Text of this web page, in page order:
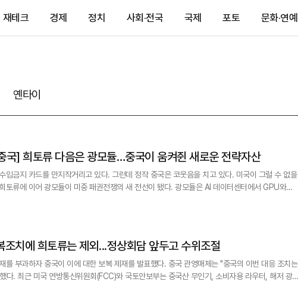
재테크 경제 정치 사회·전국 국제 포토 문화·연예
옌타이
[조용성의 현실중국] 희토류 다음은 광모듈…중국이 움켜쥔 새로운 전략자산
입금지 카드를 만지작거리고 있다. 그런데 정작 중국은 코웃음을 치고 있다. 미국이 그럴 수 없을
광모듈이 미중 패권전쟁의 새 전선이 됐다. 광모듈은 AI 데이터센터에서 GPU와
속으로 연결하는 핵심 부품이다. 아무리 많은 AI 반도체를 확보하더라도 이를 연결하는 광모듈이
조치에 희토류는 제외...정상회담 앞두고 수위조절
를 부과하자 중국이 이에 대한 보복 제재를 발표했다. 중국 관영매체는 "중국의 이번 대응 조치는
라우터, 해저 광케
았으며, 이번 주에는 첨단 로봇 장비와 전력 인버터에 대한 수입 제한 조치를 발표했다. 이에 대